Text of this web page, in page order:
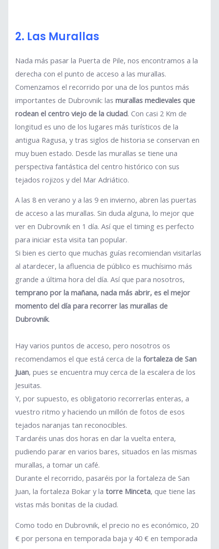
2. Las Murallas
Nada más pasar la Puerta de Pile, nos encontramos a la
derecha con el punto de acceso a las murallas.
Comenzamos el recorrido por una de los puntos más
importantes de Dubrovnik: lasmurallas medievales que
rodean el centro viejo de la ciudad. Con casi 2 Km de
longitud es uno de los lugares más turísticos de la
antigua Ragusa, y tras siglos de historia se conservan en
muy buen estado. Desde las murallas se tiene una
perspectiva fantástica del centro histórico con sus
tejados rojizos y del Mar Adriático.
A las 8 en verano y a las 9 en invierno, abren las puertas
de acceso a las murallas. Sin duda alguna, lo mejor que
ver en Dubrovnik en 1 día. Así que el timing es perfecto
para iniciar esta visita tan popular.
Si bien es cierto que muchas guías recomiendan visitarlas
al atardecer, la afluencia de público es muchísimo más
grande a última hora del día. Así que para nosotros,
temprano por la mañana, nada más abrir, es el mejor
momento del día para recorrer las murallas de
Dubrovnik.
Hay varios puntos de acceso, pero nosotros os
recomendamos el que está cerca de lafortaleza de San
Juan, pues se encuentra muy cerca de la escalera de los
Jesuitas.
Y, por supuesto, es obligatorio recorrerlas enteras, a
vuestro ritmo y haciendo un millón de fotos de esos
tejados naranjas tan reconocibles.
Tardaréis unas dos horas en dar la vuelta entera,
pudiendo parar en varios bares, situados en las mismas
murallas, a tomar un café.
Durante el recorrido, pasaréis por la fortaleza de San
Juan, la fortaleza Bokar y latorre Minceta, que tiene las
vistas más bonitas de la ciudad.
Como todo en Dubrovnik, el precio no es económico, 20
€ por persona en temporada baja y 40 € en temporada